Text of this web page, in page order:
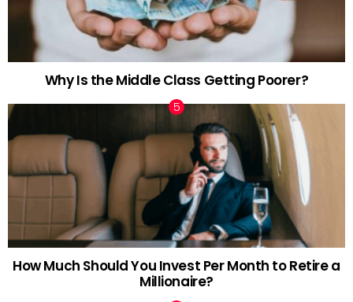
Why Is the Middle Class Getting Poorer?
How Much Should You Invest Per Month to Retire a
Millionaire?